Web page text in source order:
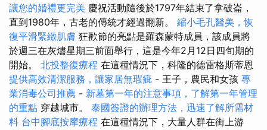
讓您的婚禮更完美 慶祝活動隨後於1797年結束了拿破崙，
直到1980年，古老的傳統才經過翻新。 縮小毛孔醫美，恢
復平滑緊緻肌膚 狂歡節的亮點是羅森蒙特成員，該成員將
於週三在灰燼星期三前面舉行，這是今年2月12日四旬期的
開始。 北投整復療程 在這種情況下，科隆的德雷格斯蒂恩
提供高效清潔服務，讓家居無瑕疵 - 王子，農民和女孩 專
業消毒公司推薦 - 新墓第一年的注意事項，了解第一年管理
的重點 穿越城市。 泰國簽證的辦理方法，迅速了解所需材
料 台中腳底按摩療程 在這種情況下，大量人群在街上游